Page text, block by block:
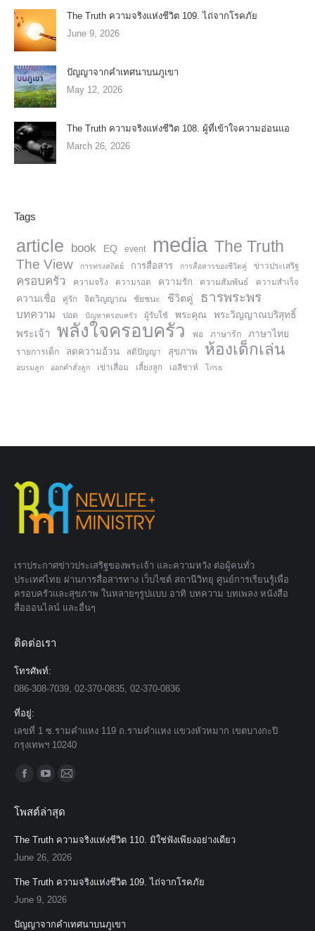
The Truth ความจริงแห่งชีวิต 109. ไถ่จากโรคภัย
June 9, 2026
ปัญญาจากคำเทศนาบนภูเขา
May 12, 2026
The Truth ความจริงแห่งชีวิต 108. ผู้ที่เข้าใจความอ่อนแอ
March 26, 2026
Tags
article book EQ event media The Truth
The View การทรงสถิตย์ การสื่อสาร การสื่อสารของชีวิตคู่ ข่าวประเสริฐ
ครอบครัว ความจริง ความรอด ความรัก ความสัมพันธ์ ความสำเร็จ
ความเชื่อ คู่รัก จิตวิญญาณ ชัยชนะ ชีวิตคู่ ธารพระพร
บทความ ปอด ปัญหาครอบครัว ผู้รับใช้ พระคุณ
พระวิญญาณบริสุทธิ์
พระเจ้า
พลังใจครอบครัว พ่อ ภาษารัก ภาษาไทย
รายการเด็ก ลดความอ้วน สติปัญญา สุขภาพ ห้องเด็กเล่น
อบรมลูก ออกคำสั่งลูก เข่าเสื่อม เลี้ยงลูก เอลีชาห์ โกรธ
เราประกาศข่าวประเสริฐของพระเจ้า และความหวัง ต่อผู้คนทั่ว
ประเทศไทย ผ่านการสื่อสารทาง เว็บไซต์ สถานีวิทยุ ศูนย์การเรียนรู้เพื่อ
ครอบครัวและสุขภาพ ในหลายๆรูปแบบ อาทิ บทความ บทเพลง หนังสือ
สื่อออนไลน์ และอื่นๆ
ติดต่อเรา
โทรศัพท์:
086-308-7039, 02-370-0835, 02-370-0836
ที่อยู่:
เลขที่ 1 ซ.รามคำแหง 119 ถ.รามคำแหง แขวงหัวหมาก เขตบางกะปิ
กรุงเทพฯ 10240
Find us on:
opens
in
new
opens
in
new
in
new
โพสต์ล่าสุด
The Truth ความจริงแห่งชีวิต 110. มิใช่ฟังเพียงอย่างเดียว
June 26, 2026
The Truth ความจริงแห่งชีวิต 109. ไถ่จากโรคภัย
June 9, 2026
ปัญญาจากคำเทศนาบนภูเขา